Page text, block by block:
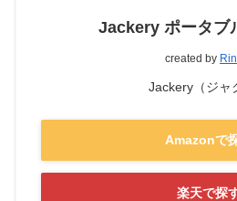
Jackery ポータブ
created by
Jackery（ジャ
Amazonで
楽天で探